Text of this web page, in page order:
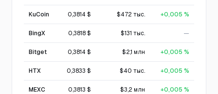
KuCoin 0,3814 $ $472 тыс. +0,005 %
BingX 0,3818 $ $131 тыс. —
Bitget 0,3814 $ $2,1 млн +0,005 %
HTX 0,3833 $ $40 тыс. +0,005 %
MEXC 0,3813 $ $3,2 млн +0,005 %